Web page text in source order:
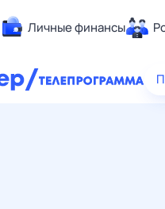
Личные финансы